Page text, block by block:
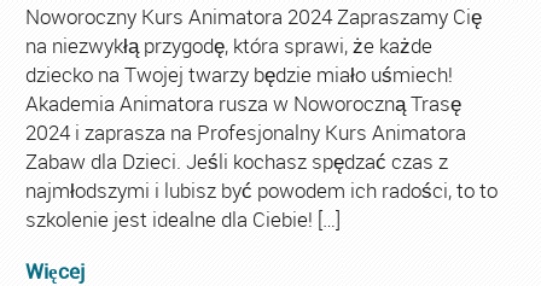
Noworoczny Kurs Animatora 2024 Zapraszamy Cię
na niezwykłą przygodę, która sprawi, że każde
dziecko na Twojej twarzy będzie miało uśmiech!
Akademia Animatora rusza w Noworoczną Trasę
2024 i zaprasza na Profesjonalny Kurs Animatora
Zabaw dla Dzieci. Jeśli kochasz spędzać czas z
najmłodszymi i lubisz być powodem ich radości, to to
szkolenie jest idealne dla Ciebie! […]
Więcej